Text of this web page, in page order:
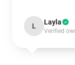
L Layla
Verified